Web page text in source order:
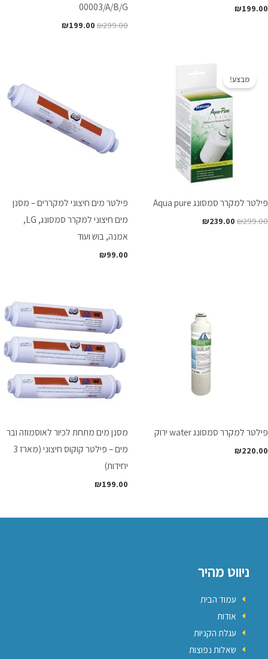
₪199.00
00003/A/B/G
₪299.00
₪199.00
מבצע!
פילטר למקרר סמסונג Aqua pure
₪299.00
המקורי
היה:
₪299.00.
₪239.00
₪239.00.
פילטר מים חיצוני למקררים – מסנן
מים חיצוני למקרר סמסונג, LG,
אמנה, בוש ועוד
₪99.00
פילטר למקרר סמסונג water ירוק
₪220.00
מסנן מים מתחת לכיור לאוסמוזה ובר
מים – פילטר קוקוס חיצוני (מארז 3
יחידות)
₪199.00
ניווט מהיר
עמוד הבית
אודות
עגלת הקניות
שאלות נפוצות